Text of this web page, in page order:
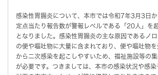
感染性胃腸炎について、本市では令和7年3月3日
定点当たり報告数が警報レベルである「20人」を
となりました。感染性胃腸炎の主な原因であるノ
の便や嘔吐物に大量に含まれており、便や嘔吐物
から二次感染を起こしやすいため、福祉施設等の
が必要です。つきましては、本市の感染状況や感染